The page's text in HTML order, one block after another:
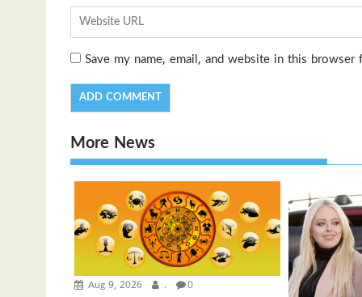
Save my name, email, and website in this
More News
Aug 9, 2026 . 0